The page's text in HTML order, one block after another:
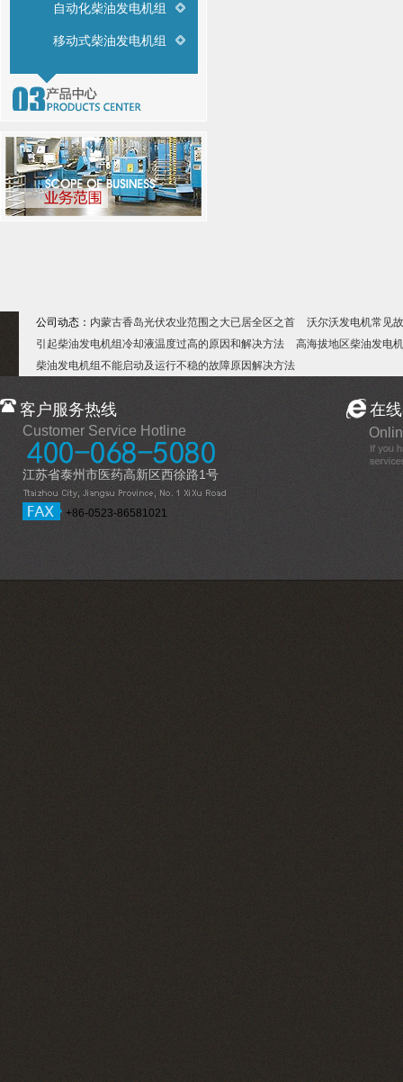
自动化柴油发电机组
移动式柴油发电机组
公司动态： 内蒙古香岛光伏农业范围之大已居全区之首
沃尔沃发电机常见
引起柴油发电机组冷却液温度过高的原因和解决方法
高海拔地区柴油发电
柴油发电机组不能启动及运行不稳的故障原因解决方法
客户服务热线
Customer Service Hotline
江苏省泰州市医药高新区西徐路1号
+86-0523-86581021
在